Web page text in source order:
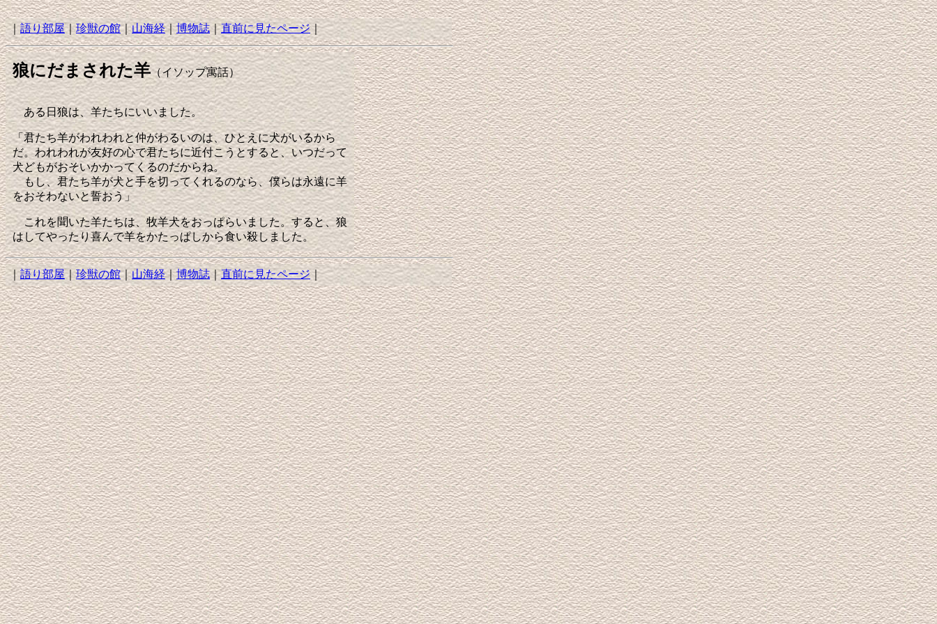
｜語り部屋｜珍獣の館｜山海経｜博物誌｜直前に見たページ｜
狼にだまされた羊（イソップ寓話）
ある日狼は、羊たちにいいました。
「君たち羊がわれわれと仲がわるいのは、ひとえに犬がいるから
だ。われわれが友好の心で君たちに近付こうとすると、いつだって
犬どもがおそいかかってくるのだからね。
もし、君たち羊が犬と手を切ってくれるのなら、僕らは永遠に羊
をおそわないと誓おう」
これを聞いた羊たちは、牧羊犬をおっぱらいました。すると、狼
はしてやったり喜んで羊をかたっぱしから食い殺しました。
｜語り部屋｜珍獣の館｜山海経｜博物誌｜直前に見たページ｜